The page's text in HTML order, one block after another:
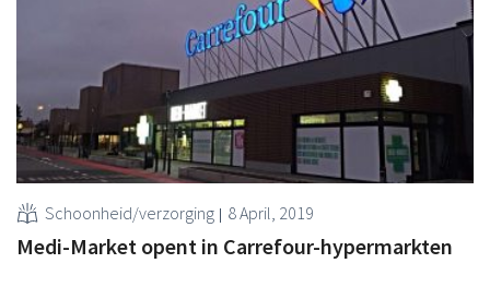
Schoonheid/verzorging 8 April, 2019
Medi-Market opent in Carrefour-hypermarkten